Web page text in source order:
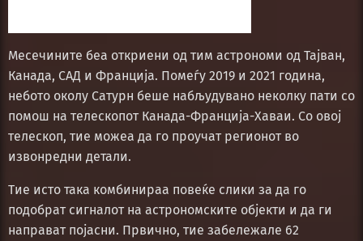
Месечините беа откриени од тим астрономи од Тајван,
Канада, САД и Франција. Помеѓу 2019 и 2021 година,
небото околу Сатурн беше набљудувано неколку пати со
помош на телескопот Канада-Франција-Хаваи. Со овој
телескоп, тие можеа да го проучат регионот во
извонредни детали.
Тие исто така комбинираа повеќе слики за да го
подобрат сигналот на астрономските објекти и да ги
направат појасни. Првично, тие забележале 62